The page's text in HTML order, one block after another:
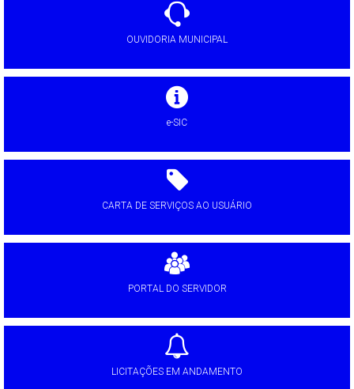
OUVIDORIA MUNICIPAL
e-SIC
CARTA DE SERVIÇOS AO USUÁRIO
PORTAL DO SERVIDOR
LICITAÇÕES EM ANDAMENTO